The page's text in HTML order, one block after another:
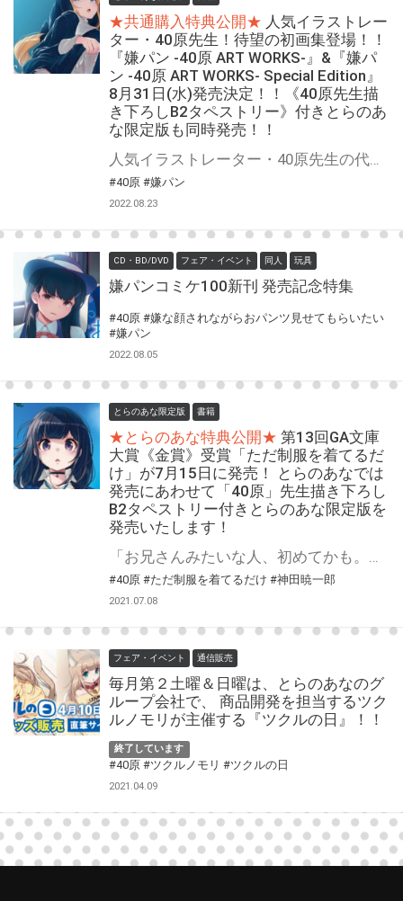
★共通購入特典公開★ 人気イラストレー
ター・40原先生！待望の初画集登場！！
『嫌パン -40原 ART WORKS-』&『嫌パ
ン -40原 ART WORKS- Special Edition』
8月31日(水)発売決定！！《40原先生描
き下ろしB2タペストリー》付きとらのあ
な限定版も同時発売！！
#40原 #嫌パン
2022.08.23
CD・BD/DVD フェア・イベント 同人 玩具
嫌パンコミケ100新刊 発売記念特集
#40原 #嫌な顔されながらおパンツ見せてもらいたい
#嫌パン
2022.08.05
とらのあな限定版 書籍
★とらのあな特典公開★ 第13回GA文庫
大賞《金賞》受賞「ただ制服を着てるだ
け」が7月15日に発売！ とらのあなでは
発売にあわせて「40原」先生描き下ろし
B2タペストリー付きとらのあな限定版を
発売いたします！
#40原 #ただ制服を着てるだけ #神田暁一郎
2021.07.08
フェア・イベント 通信販売
毎月第２土曜＆日曜は、とらのあなのグ
ループ会社で、 商品開発を担当するツク
ルノモリが主催する『ツクルの日』！！
終了しています
#40原 #ツクルノモリ #ツクルの日
2021.04.09